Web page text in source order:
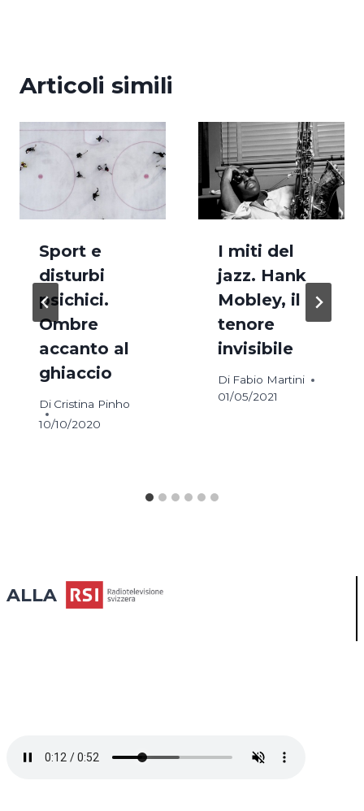
Articoli simili
Sport e
disturbi
psichici.
Ombre
accanto al
ghiaccio
Di Cristina Pinho
10/10/2020
I miti del
jazz. Hank
Mobley, il
tenore
invisibile
Di Fabio Martini
01/05/2021
ALLA